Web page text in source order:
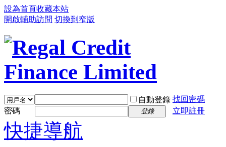
設為首頁收藏本站
開啟輔助訪問 切換到窄版
自動登錄 找回密碼
密碼
登錄 立即註冊
快捷導航